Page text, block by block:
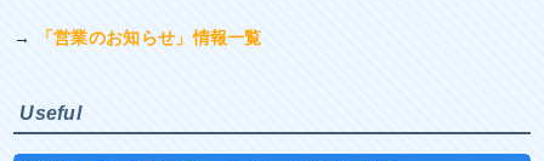
→ 「営業のお知らせ」情報一覧
Useful